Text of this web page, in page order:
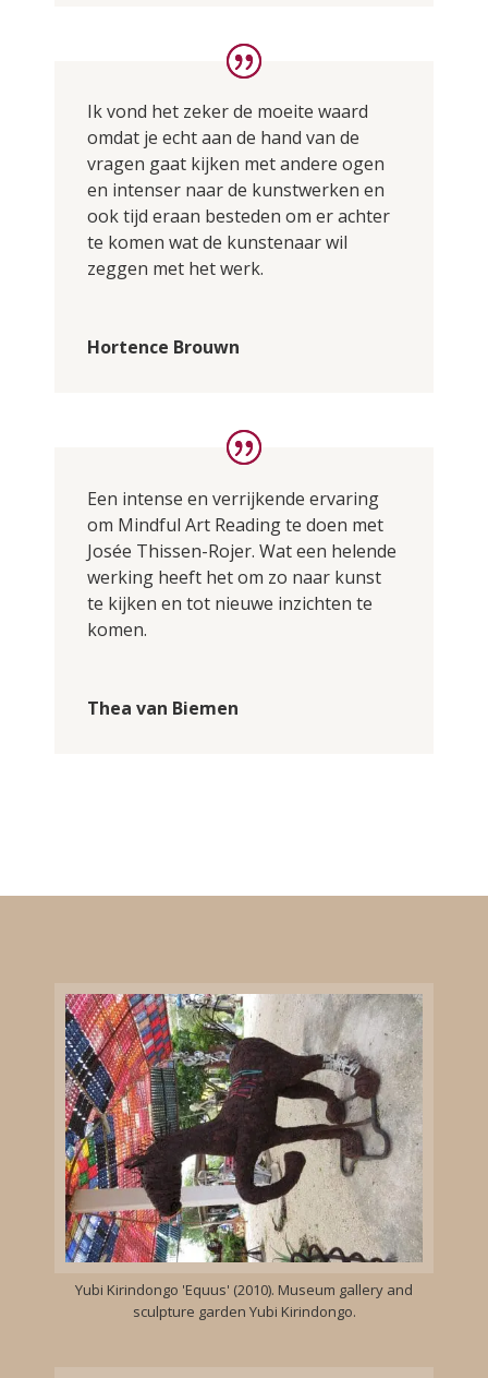
Ik vond het zeker de moeite waard
omdat je echt aan de hand van de
vragen gaat kijken met andere ogen
en intenser naar de kunstwerken en
ook tijd eraan besteden om er achter
te komen wat de kunstenaar wil
zeggen met het werk.
Hortence Brouwn
Een intense en verrijkende ervaring
om Mindful Art Reading te doen met
Josée Thissen-Rojer. Wat een helende
werking heeft het om zo naar kunst
te kijken en tot nieuwe inzichten te
komen.
Thea van Biemen
Yubi Kirindongo 'Equus' (2010). Museum gallery and
sculpture garden Yubi Kirindongo.